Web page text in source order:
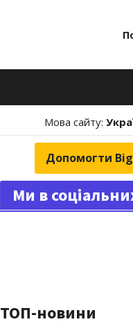
Мова сайту:
Допомогти
Ми в
ТОП-новини